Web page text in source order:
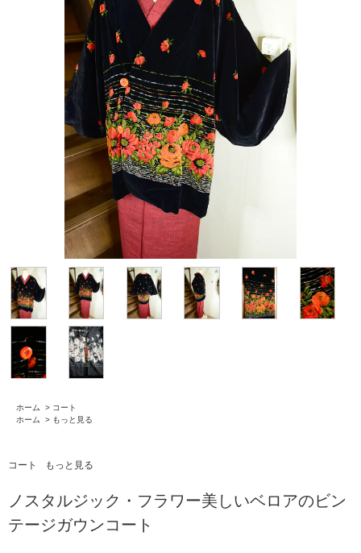
ホーム > コート
ホーム
> もっと見る
コート もっと見る
ノスタルジック・フラワー美しいベロアのビン
テージガウンコート